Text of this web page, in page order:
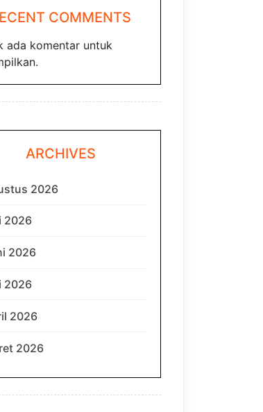
COMMENTS
ada komentar untuk
ARCHIVES
2026
2026
2026
2026
2026
2026